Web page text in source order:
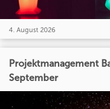
4. August 2026
Projektmanagement
September